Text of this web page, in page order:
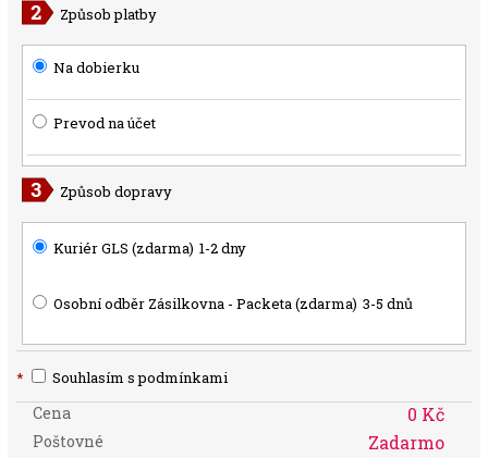
Způsob platby
Na dobierku
Prevod na účet
Způsob dopravy
Kuriér GLS (zdarma) 1-2 dny
Osobní odběr Zásilkovna - Packeta (zdarma) 3-5 dnů
* Souhlasím s podmínkami
Cena 0 Kč
Poštovné Zadarmo